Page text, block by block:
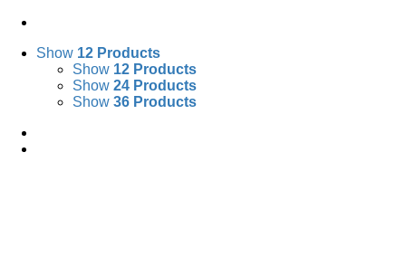
Show 12 Products
Show 12 Products
Show 24 Products
Show 36 Products